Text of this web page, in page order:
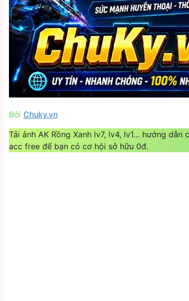
Bởi Chuky.vn
Tải ảnh AK Rồng Xanh lv7, lv4, lv1… hướng
acc free để bạn có cơ hội sở hữu 0đ.